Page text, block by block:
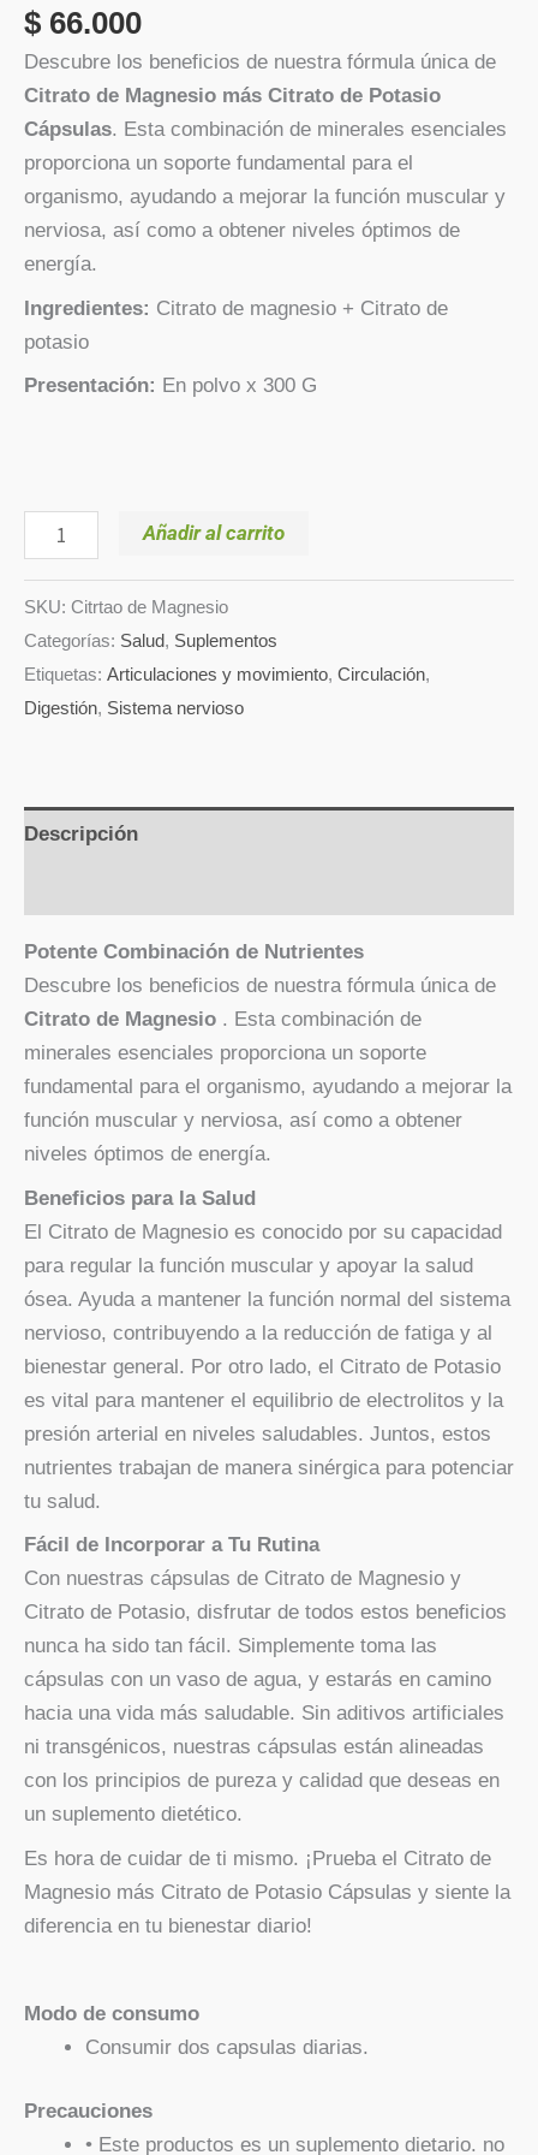
$ 66.000
Descubre los beneficios de nuestra fórmula única de
Citrato de Magnesio más Citrato de Potasio
Cápsulas. Esta combinación de minerales esenciales
proporciona un soporte fundamental para el
organismo, ayudando a mejorar la función muscular y
nerviosa, así como a obtener niveles óptimos de
energía.
Ingredientes: Citrato de magnesio + Citrato de
potasio
Presentación: En polvo x 300 G
Añadir al carrito
SKU: Citrtao de Magnesio
Categorías: Salud, Suplementos
Etiquetas: Articulaciones y movimiento, Circulación,
Digestión, Sistema nervioso
Descripción
Potente Combinación de Nutrientes
Descubre los beneficios de nuestra fórmula única de
Citrato de Magnesio . Esta combinación de
minerales esenciales proporciona un soporte
fundamental para el organismo, ayudando a mejorar la
función muscular y nerviosa, así como a obtener
niveles óptimos de energía.
Beneficios para la Salud
El Citrato de Magnesio es conocido por su capacidad
para regular la función muscular y apoyar la salud
ósea. Ayuda a mantener la función normal del sistema
nervioso, contribuyendo a la reducción de fatiga y al
bienestar general. Por otro lado, el Citrato de Potasio
es vital para mantener el equilibrio de electrolitos y la
presión arterial en niveles saludables. Juntos, estos
nutrientes trabajan de manera sinérgica para potenciar
tu salud.
Fácil de Incorporar a Tu Rutina
Con nuestras cápsulas de Citrato de Magnesio y
Citrato de Potasio, disfrutar de todos estos beneficios
nunca ha sido tan fácil. Simplemente toma las
cápsulas con un vaso de agua, y estarás en camino
hacia una vida más saludable. Sin aditivos artificiales
ni transgénicos, nuestras cápsulas están alineadas
con los principios de pureza y calidad que deseas en
un suplemento dietético.
Es hora de cuidar de ti mismo. ¡Prueba el Citrato de
Magnesio más Citrato de Potasio Cápsulas y siente la
diferencia en tu bienestar diario!
Modo de consumo
Consumir dos capsulas diarias.
Precauciones
• Este productos es un suplemento dietario. no